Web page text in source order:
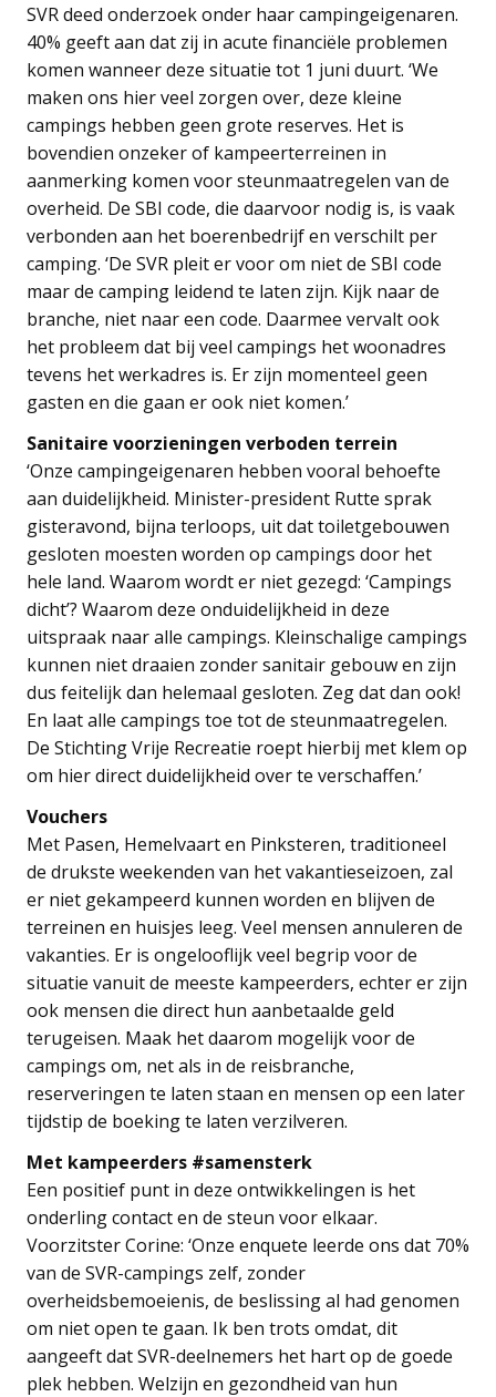
SVR deed onderzoek onder haar campingeigenaren.
40% geeft aan dat zij in acute financiële problemen
komen wanneer deze situatie tot 1 juni duurt. ‘We
maken ons hier veel zorgen over, deze kleine
campings hebben geen grote reserves. Het is
bovendien onzeker of kampeerterreinen in
aanmerking komen voor steunmaatregelen van de
overheid. De SBI code, die daarvoor nodig is, is vaak
verbonden aan het boerenbedrijf en verschilt per
camping. ‘De SVR pleit er voor om niet de SBI code
maar de camping leidend te laten zijn. Kijk naar de
branche, niet naar een code. Daarmee vervalt ook
het probleem dat bij veel campings het woonadres
tevens het werkadres is. Er zijn momenteel geen
gasten en die gaan er ook niet komen.’
Sanitaire voorzieningen verboden terrein
‘Onze campingeigenaren hebben vooral behoefte
aan duidelijkheid. Minister-president Rutte sprak
gisteravond, bijna terloops, uit dat toiletgebouwen
gesloten moesten worden op campings door het
hele land. Waarom wordt er niet gezegd: ‘Campings
dicht’? Waarom deze onduidelijkheid in deze
uitspraak naar alle campings. Kleinschalige campings
kunnen niet draaien zonder sanitair gebouw en zijn
dus feitelijk dan helemaal gesloten. Zeg dat dan ook!
En laat alle campings toe tot de steunmaatregelen.
De Stichting Vrije Recreatie roept hierbij met klem op
om hier direct duidelijkheid over te verschaffen.’
Vouchers
Met Pasen, Hemelvaart en Pinksteren, traditioneel
de drukste weekenden van het vakantieseizoen, zal
er niet gekampeerd kunnen worden en blijven de
terreinen en huisjes leeg. Veel mensen annuleren de
vakanties. Er is ongelooflijk veel begrip voor de
situatie vanuit de meeste kampeerders, echter er zijn
ook mensen die direct hun aanbetaalde geld
terugeisen. Maak het daarom mogelijk voor de
campings om, net als in de reisbranche,
reserveringen te laten staan en mensen op een later
tijdstip de boeking te laten verzilveren.
Met kampeerders #samensterk
Een positief punt in deze ontwikkelingen is het
onderling contact en de steun voor elkaar.
Voorzitster Corine: ‘Onze enquete leerde ons dat 70%
van de SVR-campings zelf, zonder
overheidsbemoeienis, de beslissing al had genomen
om niet open te gaan. Ik ben trots omdat, dit
aangeeft dat SVR-deelnemers het hart op de goede
plek hebben. Welzijn en gezondheid van hun